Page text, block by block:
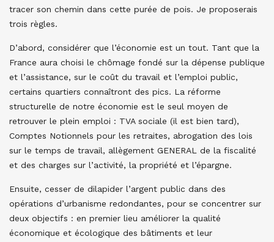
tracer son chemin dans cette purée de pois. Je proposerais
trois règles.
D’abord, considérer que l’économie est un tout. Tant que la
France aura choisi le chômage fondé sur la dépense publique
et l’assistance, sur le coût du travail et l’emploi public,
certains quartiers connaîtront des pics. La réforme
structurelle de notre économie est le seul moyen de
retrouver le plein emploi : TVA sociale (il est bien tard),
Comptes Notionnels pour les retraites, abrogation des lois
sur le temps de travail, allègement GENERAL de la fiscalité
et des charges sur l’activité, la propriété et l’épargne.
Ensuite, cesser de dilapider l’argent public dans des
opérations d’urbanisme redondantes, pour se concentrer sur
deux objectifs : en premier lieu améliorer la qualité
économique et écologique des bâtiments et leur